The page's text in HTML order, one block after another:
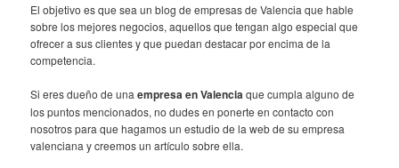
El objetivo es que sea un blog de empresas de Valencia que hable
sobre los mejores negocios, aquellos que tengan algo especial que
ofrecer a sus clientes y que puedan destacar por encima de la
competencia.
Si eres dueño de unaempresa en Valenciaque cumpla alguno de
los puntos mencionados, no dudes en ponerte en contacto con
nosotros para que hagamos un estudio de la web de su empresa
valenciana y creemos un artículo sobre ella.